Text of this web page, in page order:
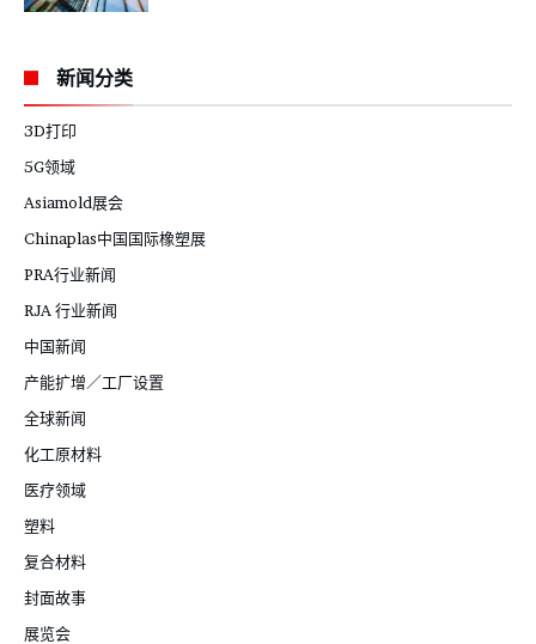
新闻分类
3D打印
5G领域
Asiamold展会
Chinaplas中国国际橡塑展
PRA行业新闻
RJA 行业新闻
中国新闻
产能扩增／工厂设置
全球新闻
化工原材料
医疗领域
塑料
复合材料
封面故事
展览会